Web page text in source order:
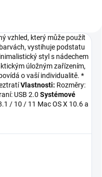
vzhled, který může použít
vystihuje podstatu
styl s nádechem
úložným zařízením,
o vaší individualitě. *
Vlastnosti: Rozměry:
USB 2.0 Systémové
/ 10 / 11 Mac OS X 10.6 a